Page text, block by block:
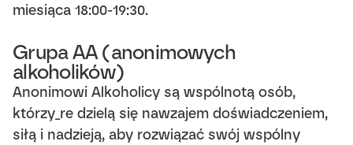
miesiąca 18:00-19:30.
Grupa AA (anonimowych
alkoholików)
Anonimowi Alkoholicy są wspólnotą osób,
którzy_re dzielą się nawzajem doświadczeniem,
siłą i nadzieją, aby rozwiązać swój wspólny